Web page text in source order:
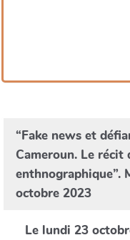
“Fake news et défiance vis-à-vis des vaccins au
Cameroun. Le récit
enthnographique”.
octobre 2023
Le lundi 23